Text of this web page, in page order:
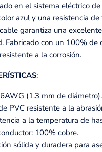
en el sistema eléctrico
azul y una resistencia
garantiza una
Fabricado con un 100% de
a la corrosión.
:
(1.3 mm de diámetro).
PVC resistente a la
a la temperatura de
100% cobre.
sólida y duradera para